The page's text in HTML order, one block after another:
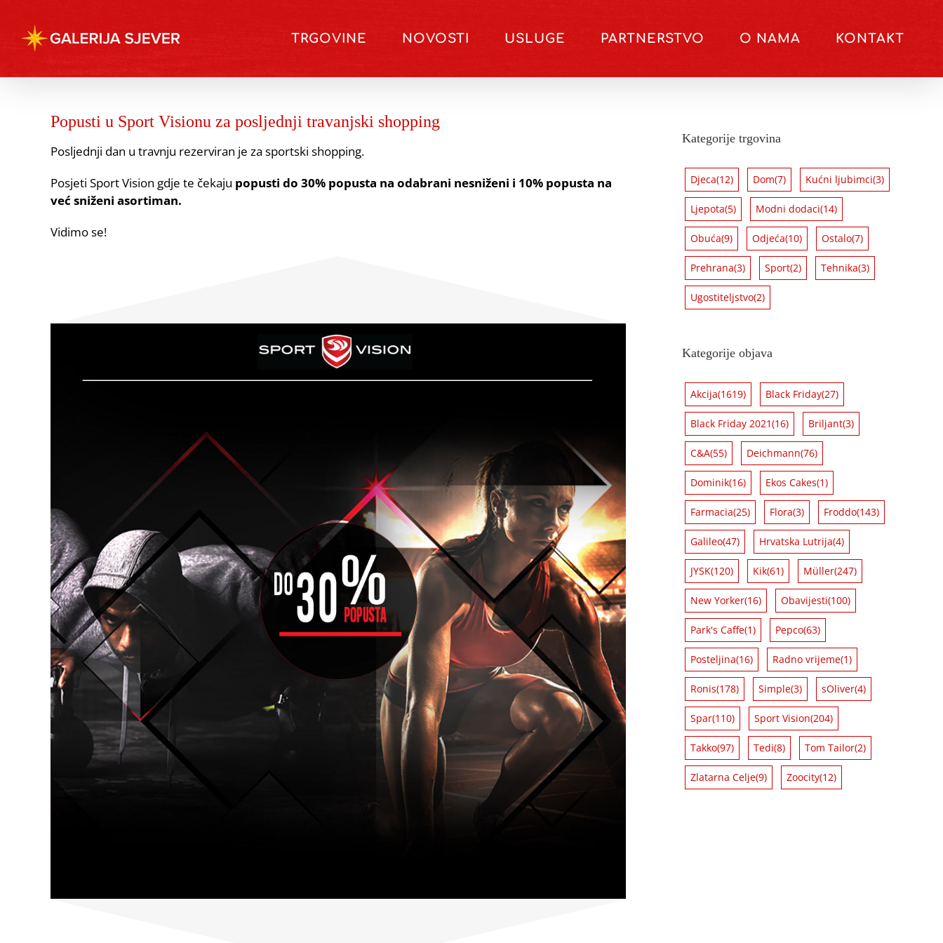
content
TRGOVINE NOVOSTI USLUGE PARTNERSTVO O NAMA KONTAKT
Popusti u Sport Visionu za posljednji travanjski shopping
Posljednji dan u travnju rezerviran je za sportski shopping.
Posjeti Sport Vision gdje te čekaju popusti do 30% popusta na odabrani nesniženi i 10% popusta na
već sniženi asortiman.
Vidimo se!
Kategorije trgovina
Djeca(12) Dom(7) Kućni ljubimci(3)
Ljepota(5) Modni dodaci(14)
Obuća(9) Odjeća(10) Ostalo(7)
Prehrana(3) Sport(2) Tehnika(3)
Ugostiteljstvo(2)
Kategorije objava
Akcija(1619) Black Friday(27)
Black Friday 2021(16) Briljant(3)
C&A(55) Deichmann(76)
Dominik(16) Ekos Cakes(1)
Farmacia(25) Flora(3) Froddo(143)
Galileo(47) Hrvatska Lutrija(4)
JYSK(120) Kik(61) Müller(247)
New Yorker(16) Obavijesti(100)
Park's Caffe(1) Pepco(63)
Posteljina(16) Radno vrijeme(1)
Ronis(178) Simple(3) sOliver(4)
Spar(110) Sport Vision(204)
Takko(97) Tedi(8) Tom Tailor(2)
Zlatarna Celje(9) Zoocity(12)